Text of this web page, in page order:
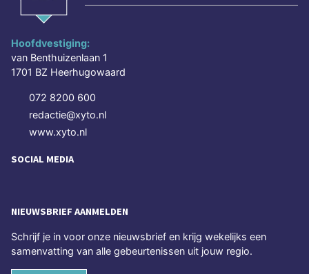
Hoofdvestiging:
van Benthuizenlaan 1
1701 BZ Heerhugowaard
072 8200 600
redactie@xyto.nl
www.xyto.nl
SOCIAL MEDIA
NIEUWSBRIEF AANMELDEN
Schrijf je in voor onze nieuwsbrief en krijg wekelijks een
samenvatting van alle gebeurtenissen uit jouw regio.